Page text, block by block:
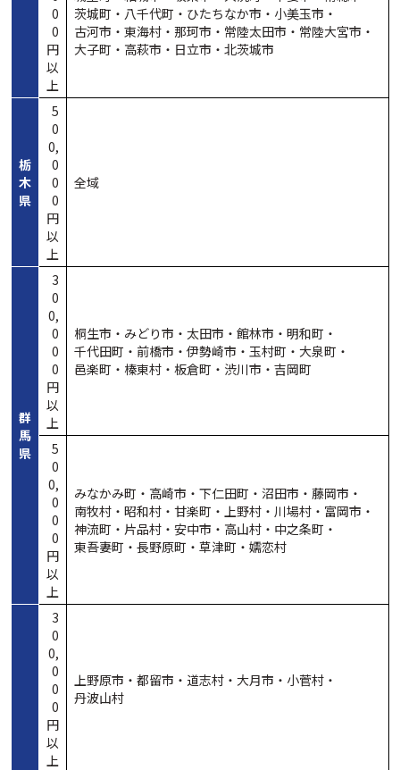
0
0
円
以
上
茨城町・ 八千代町・ ひたちなか市・ 小美玉市・
古河市・ 東海村・ 那珂市・ 常陸太田市・ 常陸大宮市・
大子町・ 高萩市・ 日立市・ 北茨城市
栃
木
県
5
0
0,
0
0
0
円
以
上
全域
群
馬
県
3
0
0,
0
0
0
円
以
上
桐生市・ みどり市・ 太田市・ 館林市・ 明和町・
千代田町・ 前橋市・ 伊勢崎市・ 玉村町・ 大泉町・
邑楽町・ 榛東村・ 板倉町・ 渋川市・ 吉岡町
5
0
0,
0
0
0
円
以
上
みなかみ町・ 高崎市・ 下仁田町・ 沼田市・ 藤岡市・
南牧村・ 昭和村・ 甘楽町・ 上野村・ 川場村・ 富岡市・
神流町・ 片品村・ 安中市・ 高山村・ 中之条町・
東吾妻町・ 長野原町・ 草津町・ 嬬恋村
3
0
0,
0
0
0
円
以
上
上野原市・ 都留市・ 道志村・ 大月市・ 小菅村・
丹波山村